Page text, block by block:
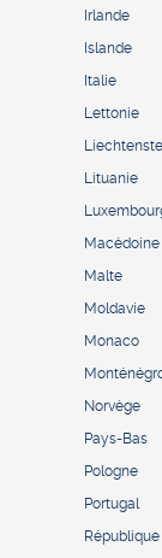
Irlande
Islande
Italie
Lettonie
Lituanie
Malte
Moldavie
Monaco
Norvège
Pays-Bas
Pologne
Portugal